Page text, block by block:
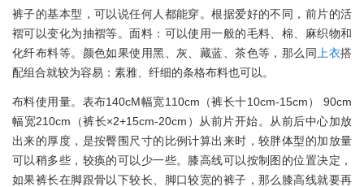
裤子的基本型，可以说任何人都能穿。根据爱好的不同，前片的活
褶可以变化为抽褶等。面料：可以使用一般的毛料、棉、麻织物和
化纤布料等。颜色如果使用黑、灰、藏蓝、茶色等，那么同 上衣搭
配组合就较为容易：素雅、纤细的条格布料也可以。
布料使用量。表布140cM幅宽110cm（裤长十10cm-15cm） 90cm
幅宽210cm（裤长×2+15cm-20cm）从前片开始。从前后中心加放
出来的厚度，是按臀围尺寸的比例计算出来时，较胖体型的加放量
可以稍多些，较痪的可以少一些。膝高线可以按制图的位置决定，
如果裤长在脚跟骨以下较长、脚口较宽的裤子，那么膝高线就要再